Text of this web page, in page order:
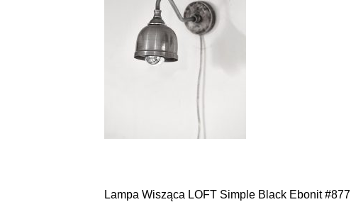
Lampa Wisząca LOFT Simple Black Ebonit #877